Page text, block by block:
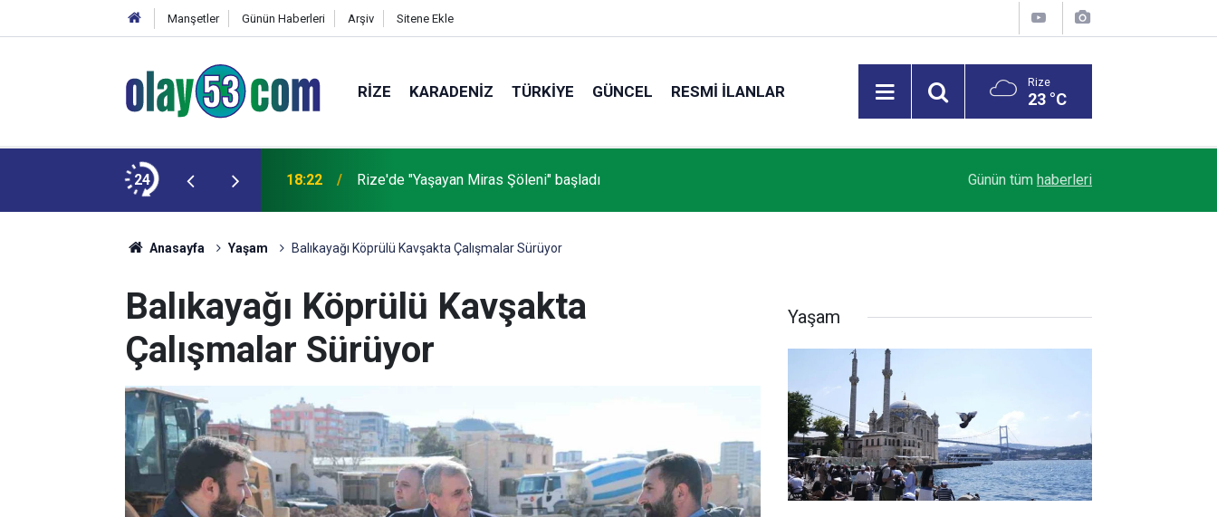
Manşetler Günün Haberleri Arşiv Sitene Ekle
RIZE KARADENIZ TÜRKIYE GÜNCEL RESMI İLANLAR Rize
23 °C
24
durumu ağır 18:22 Rize'de "Yaşayan Miras Şöleni" başladı Günün tüm haberleri
Anasayfa Yaşam Balıkayağı Köprülü Kavşakta Çalışmalar Sürüyor
Balıkayağı Köprülü Kavşakta
Çalışmalar Sürüyor
Yaşam